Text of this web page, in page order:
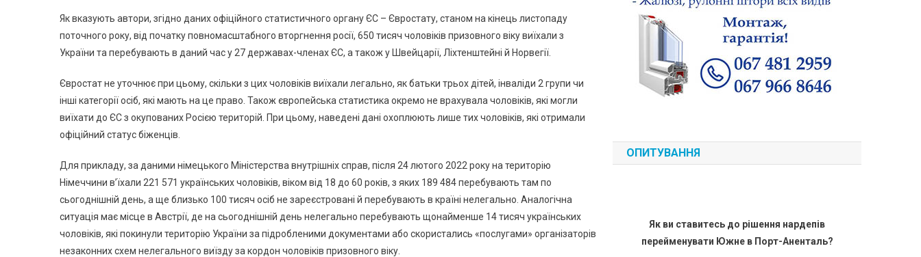
Метою
Ухилення
Від
Посилять
Кримінальну
Відповідальність
Як вказують автори, згідно даних офіційного статистичного органу ЄС – Євростату, станом на кінець листопаду
поточного року, від початку повномасштабного вторгнення росії, 650 тисяч чоловіків призовного віку виїхали з
України та перебувають в даний час у 27 державах-членах ЄС, а також у Швейцарії, Ліхтенштейні й Норвегії.
Євростат не уточнює при цьому, скільки з цих чоловіків виїхали легально, як батьки трьох дітей, інваліди 2 групи чи
інші категорії осіб, які мають на це право. Також європейська статистика окремо не врахувала чоловіків, які могли
виїхати до ЄС з окупованих Росією територій. При цьому, наведені дані охоплюють лише тих чоловіків, які отримали
офіційний статус біженців.
Для прикладу, за даними німецького Міністерства внутрішніх справ, після 24 лютого 2022 року на територію
Німеччини в’їхали 221 571 українських чоловіків, віком від 18 до 60 років, з яких 189 484 перебувають там по
сьогоднішній день, а ще близько 100 тисяч осіб не зареєстровані й перебувають в країні нелегально. Аналогічна
ситуація має місце в Австрії, де на сьогоднішній день нелегально перебувають щонайменше 14 тисяч українських
чоловіків, які покинули територію України за підробленими документами або скористались «послугами» організаторів
незаконних схем нелегального виїзду за кордон чоловіків призовного віку.
ОПИТУВАННЯ
Як ви ставитесь до рішення нардепів
перейменувати Южне в Порт-Аненталь?